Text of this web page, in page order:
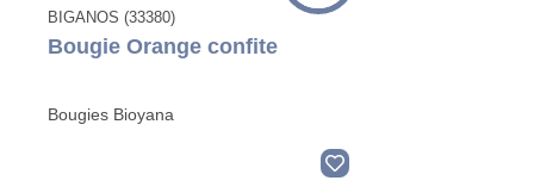
BIGANOS (33380)
Bougie Orange confite
Bougies Bioyana